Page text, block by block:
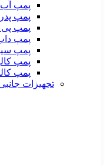
پمپ آب
پمپ
پمپ پی
پمپ
پمپ
پمپ
پمپ
تجهیزات